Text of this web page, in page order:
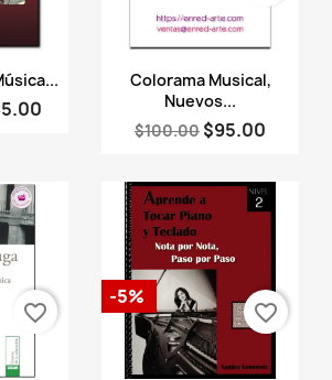
Vista rápida
Colorama Musical,
Nuevos...
$100.00 $95.00
favorite_border
-5%
favorite_border